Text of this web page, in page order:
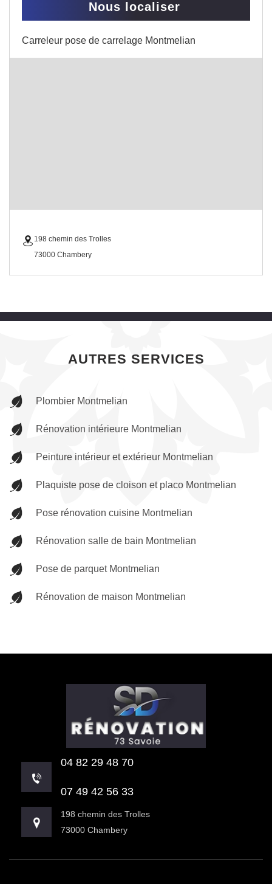
Nous localiser
Carreleur pose de carrelage Montmelian
198 chemin des Trolles
73000 Chambery
AUTRES SERVICES
Plombier Montmelian
Rénovation intérieure Montmelian
Peinture intérieur et extérieur Montmelian
Plaquiste pose de cloison et placo Montmelian
Pose rénovation cuisine Montmelian
Rénovation salle de bain Montmelian
Pose de parquet Montmelian
Rénovation de maison Montmelian
04 82 29 48 70
07 49 42 56 33
198 chemin des Trolles
73000 Chambery